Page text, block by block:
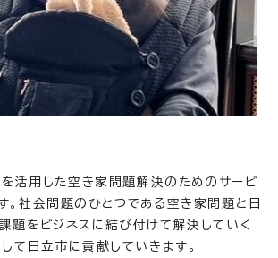
活用した空き家問題解決のためのサービ
。社会問題のひとつである空き家問題と日
題をビジネスに結び付けて解決していく
して日立市に貢献していきます。